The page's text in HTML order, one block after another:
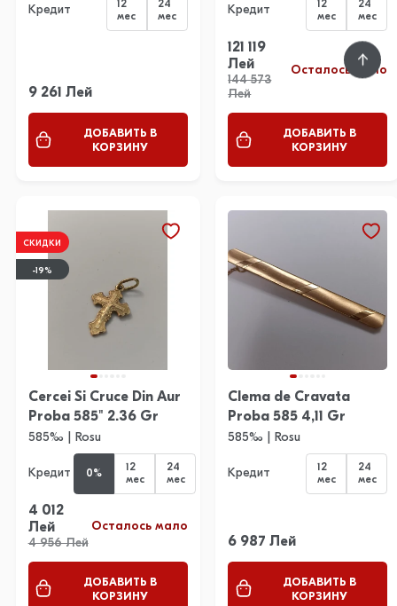
Кредит
12
мес
24
мес
9 261 Лей
ДОБАВИТЬ В
КОРЗИНУ
Кредит
12
мес
24
мес
121 119
Лей
144 573
Лей
Осталось мало
ДОБАВИТЬ В
КОРЗИНУ
СКИДКИ
-19%
Cercei Si Cruce Din Aur
Proba 585" 2.36 Gr
585‰ | Rosu
Кредит 0%
12
мес
24
мес
4 012
Лей
4 956 Лей
Осталось мало
ДОБАВИТЬ В
КОРЗИНУ
Clema de Cravata
Proba 585 4,11 Gr
585‰ | Rosu
Кредит
12
мес
24
мес
6 987 Лей
ДОБАВИТЬ В
КОРЗИНУ